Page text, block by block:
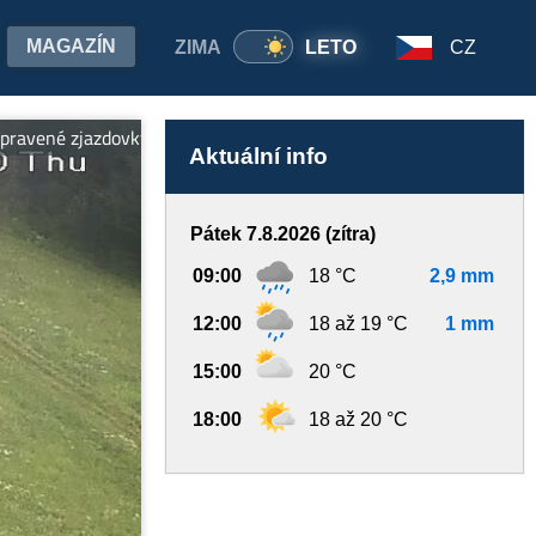
ZIMA LETO
MAGAZÍN CZ
zjazdovky, vleky, ubytovanie pri svahu, wellness a požičovňa.
Aktuální info
Pátek 7.8.2026 (zítra)
09:00 18 °C 2,9 mm
12:00 18 až 19 °C 1 mm
15:00 20 °C
18:00 18 až 20 °C